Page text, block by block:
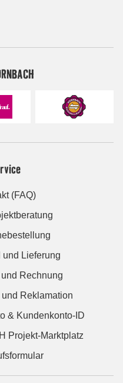
(FAQ)
und Lieferung
Rechnung
Reklamation
& Kundenkonto-ID
Projekt-Marktplatz